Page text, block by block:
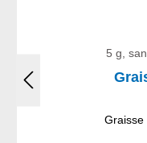
5 g,
Graisse